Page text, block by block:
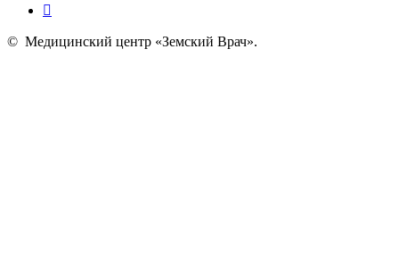
© Медицинский центр «Земский Врач».